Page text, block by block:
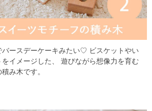
バースデーケーキみたい♡ ビスケットやい
イメージした、
遊びながら想像力を育む
み木です。